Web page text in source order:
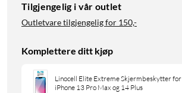
Tilgjengelig i vår outlet
Outletvare tilgjengelig for 150,-
Komplettere ditt kjøp
Linocell Elite Extreme Skjermbeskytter for
iPhone 13 Pro Max og 14 Plus